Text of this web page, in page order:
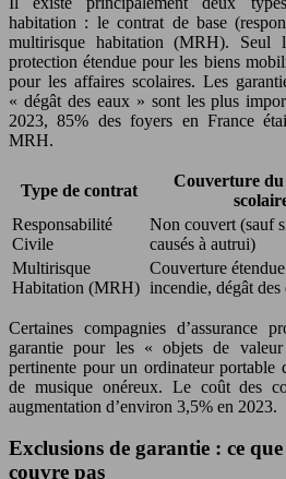
habitation : le contrat de base
multirisque habitation (MRH).
protection étendue pour les biens
pour les affaires scolaires. Les
« dégât des eaux » sont les plus
2023, 85% des foyers en France
MRH.
Type de contrat
Couverture
Responsabilité
Civile
Non couvert (sauf
causés à autrui)
Multirisque
Habitation (MRH)
Couverture
incendie, dégât des
Certaines compagnies d’assurance
garantie pour les « objets de
pertinente pour un ordinateur portable
de musique onéreux. Le coût des
augmentation d’environ 3,5% en 2023.
Exclusions de garantie : ce
couvre pas